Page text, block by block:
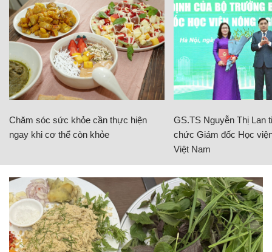
Chăm sóc sức khỏe cần thực hiện
ngay khi cơ thể còn khỏe
GS.TS Nguyễn Thị Lan
chức Giám đốc Học
Việt Nam